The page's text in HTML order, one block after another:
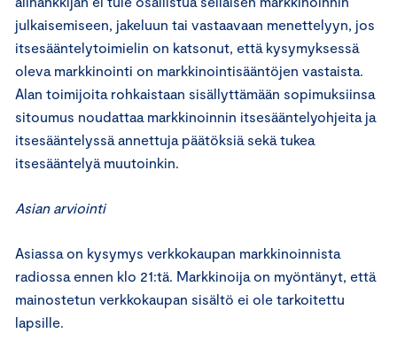
julkaisemiseen, jakeluun tai vastaavaan menettelyyn, jos
itsesääntelytoimielin on katsonut, että kysymyksessä
oleva markkinointi on markkinointisääntöjen vastaista.
Alan toimijoita rohkaistaan sisällyttämään sopimuksiinsa
sitoumus noudattaa markkinoinnin itsesääntelyohjeita ja
itsesääntelyssä annettuja päätöksiä sekä tukea
itsesääntelyä muutoinkin.
Asian arviointi
Asiassa on kysymys verkkokaupan markkinoinnista
radiossa ennen klo 21:tä. Markkinoija on myöntänyt, että
mainostetun verkkokaupan sisältö ei ole tarkoitettu
lapsille.